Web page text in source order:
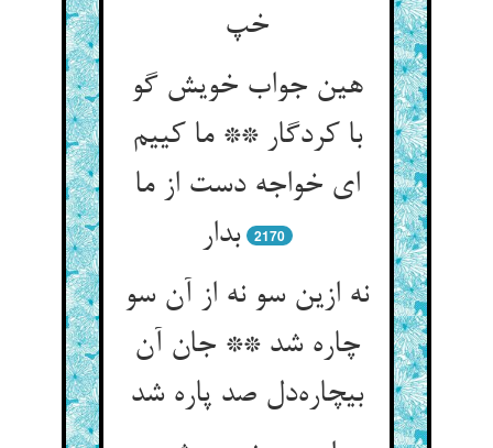
خپ
هین جواب خویش گو
با کردگار ** ما کییم
ای خواجه دست از ما
بدار
2170
نه ازین سو نه از آن سو
چاره شد ** جان آن
بیچاره‌دل صد پاره شد